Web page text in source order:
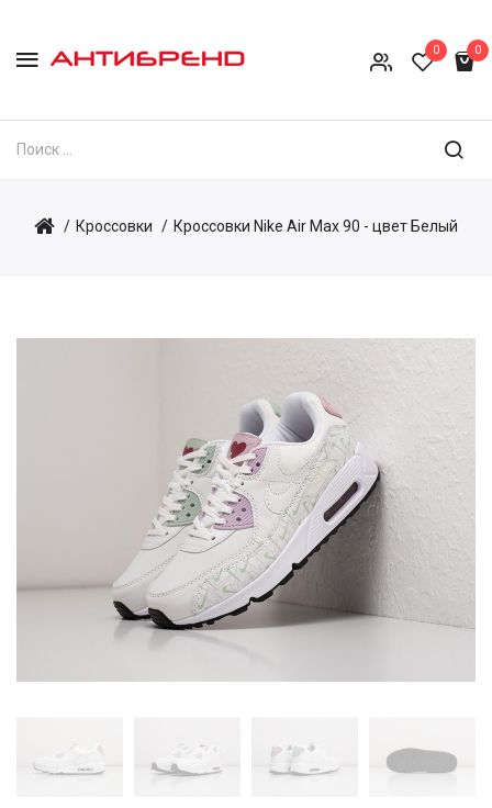
0 0
Кроссовки Кроссовки Nike Air Max 90 - цвет Белый